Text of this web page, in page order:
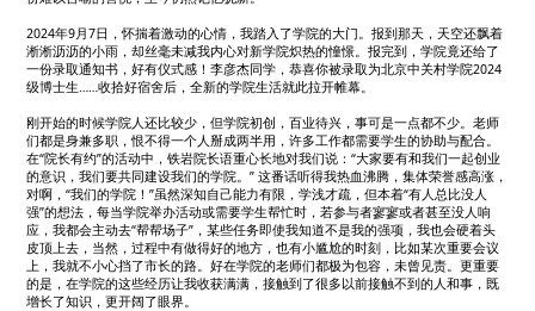
2024年9月7日，怀揣着激动的心情，我踏入了学院的大门。报到那天，天空还飘着
淅淅沥沥的小雨，却丝毫未减我内心对新学院炽热的憧憬。报完到，学院竟还给了
一份录取通知书，好有仪式感！李彦杰同学，恭喜你被录取为北京中关村学院2024
级博士生……收拾好宿舍后，全新的学院生活就此拉开帷幕。
刚开始的时候学院人还比较少，但学院初创，百业待兴，事可是一点都不少。老师
们都是身兼多职，恨不得一个人掰成两半用，许多工作都需要学生的协助与配合。
在“院长有约”的活动中，铁岩院长语重心长地对我们说：“大家要有和我们一起创业
的意识，我们要共同建设我们的学院。” 这番话听得我热血沸腾，集体荣誉感高涨，
对啊，“我们的学院！”虽然深知自己能力有限，学浅才疏，但本着“有人总比没人
强”的想法，每当学院举办活动或需要学生帮忙时，若参与者寥寥或者甚至没人响
应，我都会主动去“帮帮场子”，某些任务即使我知道不是我的强项，我也会硬着头
皮顶上去，当然，过程中有做得好的地方，也有小尴尬的时刻，比如某次重要会议
上，我就不小心挡了市长的路。好在学院的老师们都极为包容，未曾见责。更重要
的是，在学院的这些经历让我收获满满，接触到了很多以前接触不到的人和事，既
增长了知识，更开阔了眼界。